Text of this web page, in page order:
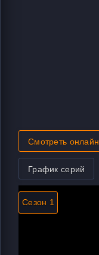
Смотреть онлайн
График серий
Сезон 1